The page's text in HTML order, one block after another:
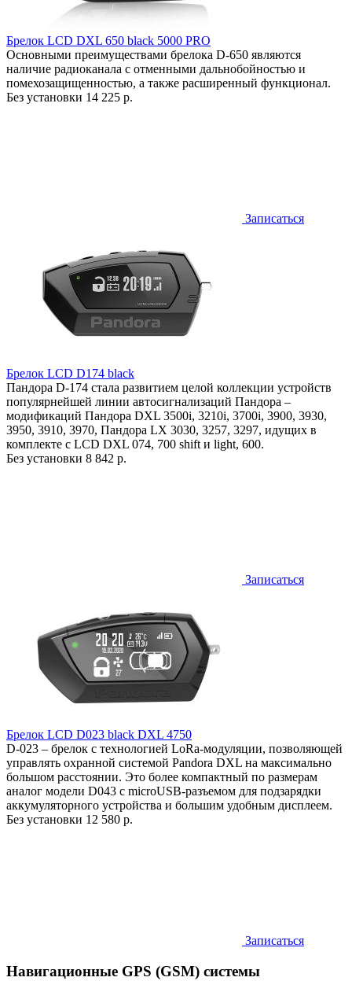
Брелок LCD DXL 650 black 5000 PRO
Основными преимуществами брелока D-650 являются
наличие радиоканала с отменными дальнобойностью и
помехозащищенностью, а также расширенный функционал.
Без установки 14 225 р.
Записаться
Брелок LCD D174 black
Пандора D-174 стала развитием целой коллекции устройств
популярнейшей линии автосигнализаций Пандора –
модификаций Пандора DXL 3500i, 3210i, 3700i, 3900, 3930,
3950, 3910, 3970, Пандора LX 3030, 3257, 3297, идущих в
комплекте с LCD DXL 074, 700 shift и light, 600.
Без установки 8 842 р.
Записаться
Брелок LCD D023 black DXL 4750
D-023 – брелок с технологией LoRa-модуляции, позволяющей
управлять охранной системой Pandora DXL на максимально
большом расстоянии. Это более компактный по размерам
аналог модели D043 с microUSB-разъемом для подзарядки
аккумуляторного устройства и большим удобным дисплеем.
Без установки 12 580 р.
Записаться
Навигационные GPS (GSM) системы